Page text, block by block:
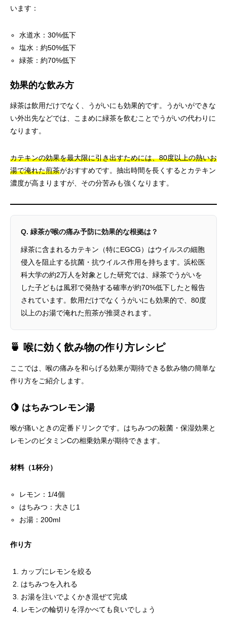
います：
水道水：30%低下
塩水：約50%低下
緑茶：約70%低下
効果的な飲み方
緑茶は飲用だけでなく、うがいにも効果的です。うがいができな
い外出先などでは、こまめに緑茶を飲むことでうがいの代わりに
なります。
カテキンの効果を最大限に引き出すためには、80度以上の熱いお
湯で淹れた煎茶がおすすめです。抽出時間を長くするとカテキン
濃度が高まりますが、その分苦みも強くなります。
Q. 緑茶が喉の痛み予防に効果的な根拠は？
緑茶に含まれるカテキン（特にEGCG）はウイルスの細胞
侵入を阻止する抗菌・抗ウイルス作用を持ちます。浜松医
科大学の約2万人を対象とした研究では、緑茶でうがいを
した子どもは風邪で発熱する確率が約70%低下したと報告
されています。飲用だけでなくうがいにも効果的で、80度
以上のお湯で淹れた煎茶が推奨されます。
🍵 喉に効く飲み物の作り方レシピ
ここでは、喉の痛みを和らげる効果が期待できる飲み物の簡単な
作り方をご紹介します。
🍋 はちみつレモン湯
喉が痛いときの定番ドリンクです。はちみつの殺菌・保湿効果と
レモンのビタミンCの相乗効果が期待できます。
材料（1杯分）
レモン：1/4個
はちみつ：大さじ1
お湯：200ml
作り方
カップにレモンを絞る
はちみつを入れる
お湯を注いでよくかき混ぜて完成
レモンの輪切りを浮かべても良いでしょう